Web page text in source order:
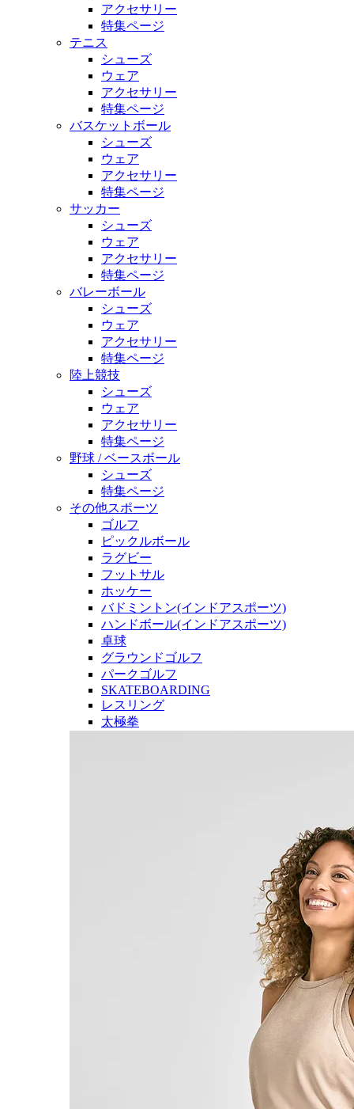
アクセサリー
特集ページ
テニス
シューズ
ウェア
アクセサリー
特集ページ
バスケットボール
シューズ
ウェア
アクセサリー
特集ページ
サッカー
シューズ
ウェア
アクセサリー
特集ページ
バレーボール
シューズ
ウェア
アクセサリー
特集ページ
陸上競技
シューズ
ウェア
アクセサリー
特集ページ
野球 / ベースボール
シューズ
特集ページ
その他スポーツ
ゴルフ
ピックルボール
ラグビー
フットサル
ホッケー
バドミントン(インドアスポーツ)
ハンドボール(インドアスポーツ)
卓球
グラウンドゴルフ
パークゴルフ
SKATEBOARDING
レスリング
太極拳